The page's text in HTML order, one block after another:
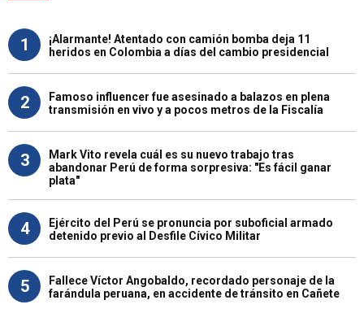
1
¡Alarmante! Atentado con camión bomba deja 11
heridos en Colombia a días del cambio presidencial
2
Famoso influencer fue asesinado a balazos en plena
transmisión en vivo y a pocos metros de la Fiscalía
3
Mark Vito revela cuál es su nuevo trabajo tras
abandonar Perú de forma sorpresiva: "Es fácil ganar
plata"
4
Ejército del Perú se pronuncia por suboficial armado
detenido previo al Desfile Cívico Militar
5
Fallece Víctor Angobaldo, recordado personaje de la
farándula peruana, en accidente de tránsito en Cañete